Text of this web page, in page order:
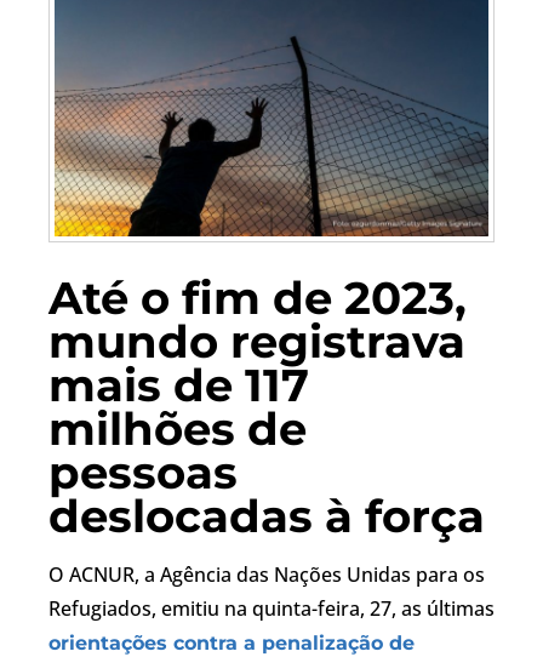
Até o fim de 2023,
mundo registrava
mais de 117
milhões de
pessoas
deslocadas à força
O ACNUR, a Agência das Nações Unidas para os
Refugiados, emitiu na quinta-feira, 27, as últimas
orientações contra a penalização de